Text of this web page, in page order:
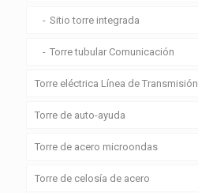
Sitio torre integrada
Torre tubular Comunicación
Torre eléctrica Línea de Transmisión
Torre de auto-ayuda
Torre de acero microondas
Torre de celosía de acero